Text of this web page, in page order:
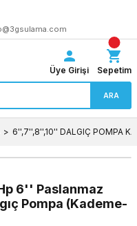
ARA
Üye Girişi Sepetim
6'',7'',8'',10'' DALGIÇ POMPA
6'' Paslanmaz
Pompa (Kademe-